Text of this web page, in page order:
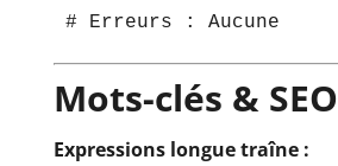
# Erreurs : Aucune
Mots-clés & SEO
Expressions longue traîne :